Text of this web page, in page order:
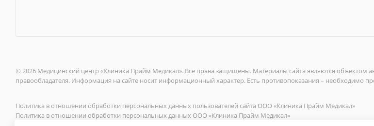
© 2026 Медицинский центр «Клиника Прайм Медикал». Все права защищены. Материалы сайта являются объектом
правообладателя. Информация на сайте носит информационный характер. Есть противопоказания – необходимо
Политика в отношении обработки персональных данных пользователей сайта ООО «Клиника Прайм Медикал»
Политика в отношении обработки персональных данных ООО «Клиника Прайм Медикал»